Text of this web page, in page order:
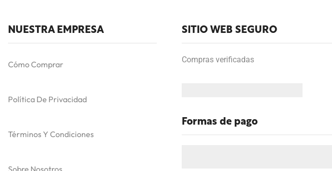
NUESTRA EMPRESA
Cómo Comprar
Política De Privacidad
Términos Y Condiciones
Sobre Nosotros
SITIO WEB SEGURO
Compras verificadas
Formas de pago